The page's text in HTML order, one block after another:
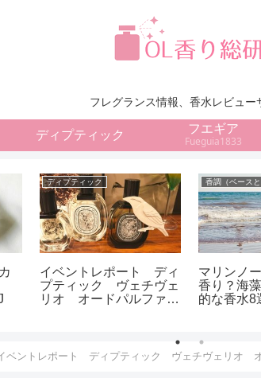
フレグランス情報、香水レビュー
ディプティック
フエギア
Fueguia1833
ディプティック
イベントレポート ディ
プティック ヴェチヴェ
リオ オードパルファ
マリンノ
香り？海
的な香水8
ベントレポート ディプティック ヴェチヴェリオ